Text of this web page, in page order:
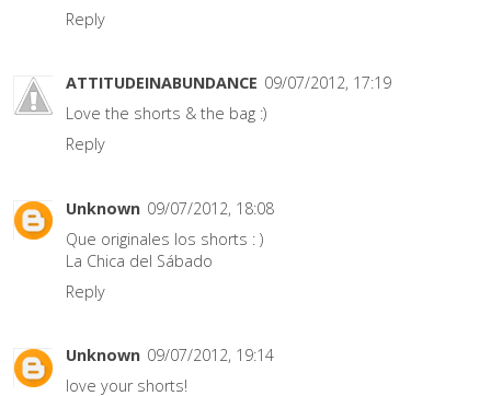
Reply
ATTITUDEINABUNDANCE 09/07/2012, 17:19
Love the shorts & the bag :)
Reply
Unknown 09/07/2012, 18:08
Que originales los shorts : )
La Chica del Sábado
Reply
Unknown 09/07/2012, 19:14
love your shorts!